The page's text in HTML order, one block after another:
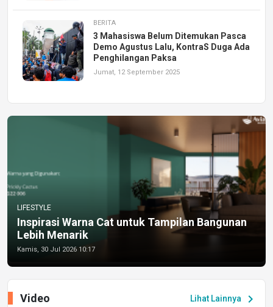
BERITA
3 Mahasiswa Belum Ditemukan Pasca
Demo Agustus Lalu, KontraS Duga Ada
Penghilangan Paksa
Jumat, 12 September 2025
LIFESTYLE
Inspirasi Warna Cat untuk Tampilan Bangunan
Lebih Menarik
Kamis, 30 Jul 2026 10:17
Lihat Lainnya chevron_right
Video